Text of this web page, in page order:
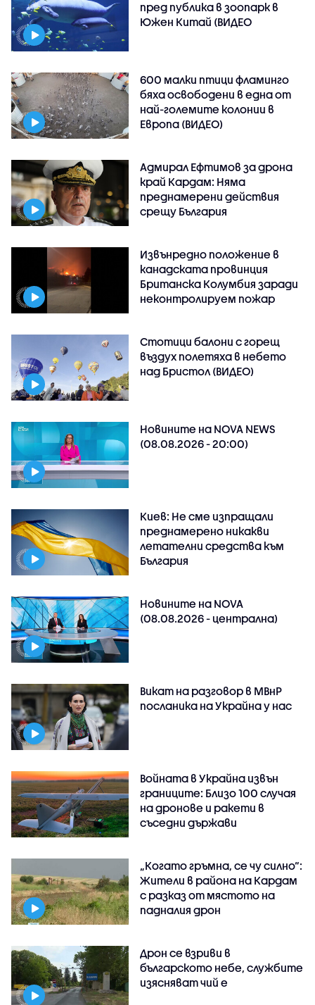
пред публика в зоопарк в
Южен Китай (ВИДЕО
600 малки птици фламинго
бяха освободени в една от
най-големите колонии в
Европа (ВИДЕО)
Адмирал Ефтимов за дрона
край Кардам: Няма
преднамерени действия
срещу България
Извънредно положение в
канадската провинция
Британска Колумбия заради
неконтролируем пожар
Стотици балони с горещ
въздух полетяха в небето
над Бристол (ВИДЕО)
Новините на NOVA NEWS
(08.08.2026 - 20:00)
Киев: Не сме изпращали
преднамерено никакви
летателни средства към
България
Новините на NOVA
(08.08.2026 - централна)
Викат на разговор в МВнР
посланика на Украйна у нас
Войната в Украйна извън
границите: Близо 100 случая
на дронове и ракети в
съседни държави
„Когато гръмна, се чу силно“:
Жители в района на Кардам
с разказ от мястото на
падналия дрон
Дрон се взриви в
българското небе, службите
изясняват чий е